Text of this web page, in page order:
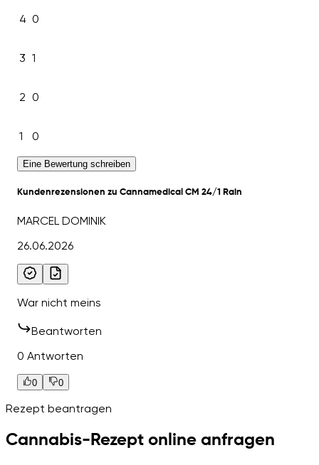
4 0
3 1
2 0
1 0
Eine Bewertung schreiben
Kundenrezensionen zu Cannamedical CM 24/1 Rain
MARCEL DOMINIK
26.06.2026
War nicht meins
Beantworten
0 Antworten
0 0
Rezept beantragen
Cannabis-Rezept online anfragen